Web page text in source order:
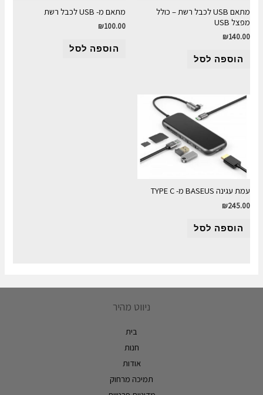
מתאם USB לכבל רשת – כולל
מפצל USB
₪140.00
הוספה לסל
מתאם מ- USB לכבל רשת
₪100.00
הוספה לסל
עמת עגינה BASEUS מ- TYPE C
₪245.00
הוספה לסל
ניווט מהיר
בית
חנות
אודות
תמיכה מרחוק